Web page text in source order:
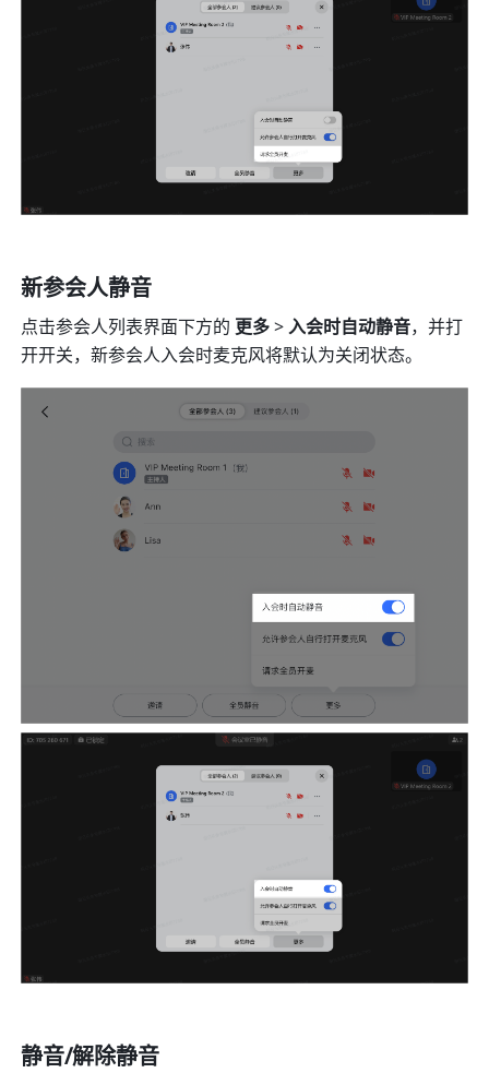
新参会人静音
点击参会人列表界面下方的 更多 > 入会时自动静音，并打
开开关，新参会人入会时麦克风将默认为关闭状态。
静音/解除静音